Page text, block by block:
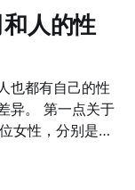
她决定去Google
一年只创建了
，NextDoor则
11人。Eric
人的性
也都有自己的性
关于
女性，分别是